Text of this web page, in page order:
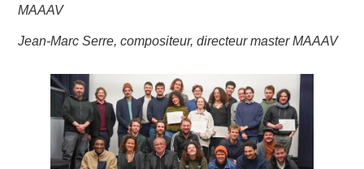
MAAAV
Jean-Marc Serre, compositeur, directeur master MAAAV